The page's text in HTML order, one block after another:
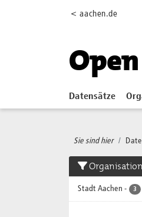
< aachen.de
Datensätze
Sie sind hier
Stadt Aachen - 3